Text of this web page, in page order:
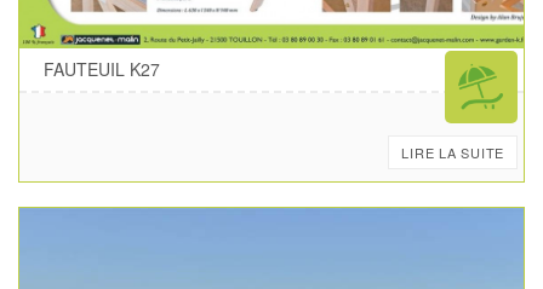
FAUTEUIL K27
LIRE LA SUITE